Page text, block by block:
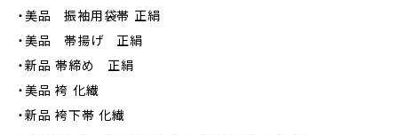
・美品 振袖用袋帯 正絹
・美品 帯揚げ 正絹
・新品 帯締め 正絹
・美品 袴 化繊
・新品 袴下帯 化繊